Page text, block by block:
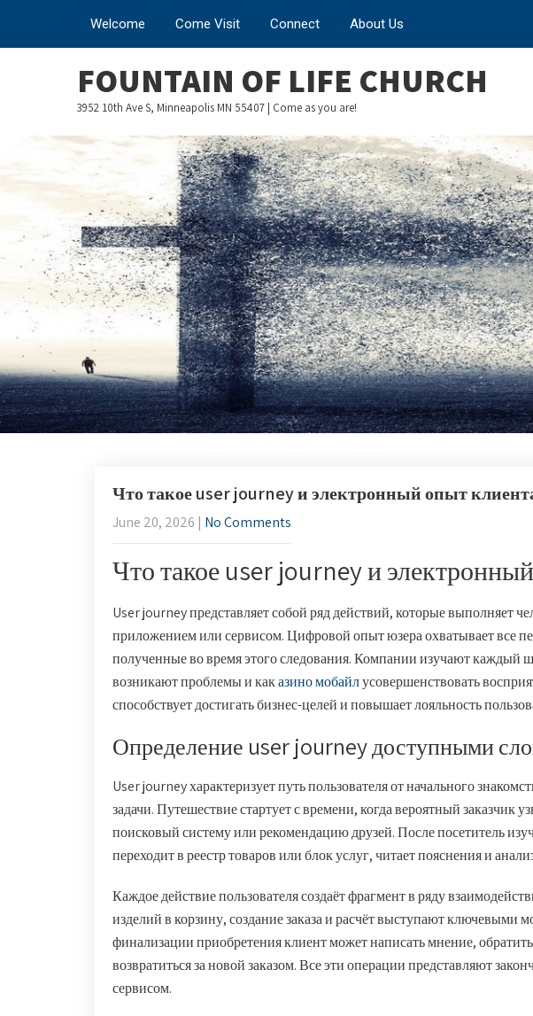
Welcome Come Visit Connect About Us
FOUNTAIN OF LIFE CHURCH
3952 10th Ave S, Minneapolis MN 55407 | Come as you are!
Что такое user journey и электронный опыт
June 20, 2026 | No Comments
Что такое user journey и
User journey представляет собой ряд действий, которые выполняет
приложением или сервисом. Цифровой опыт юзера охватывает все
полученные во время этого следования. Компании изучают каждый
возникают проблемы и каказино мобайлусовершенствовать
способствует достигать бизнес-целей и повышает лояльность
Определение user journey доступными
User journey характеризует путь пользователя от начального
задачи. Путешествие стартует с времени, когда вероятный заказчик
поисковый систему или рекомендацию друзей. После посетитель
переходит в реестр товаров или блок услуг, читает пояснения и
Каждое действие пользователя создаёт фрагмент в ряду
изделий в корзину, создание заказа и расчёт выступают ключевыми
финализации приобретения клиент может написать мнение,
возвратиться за новой заказом. Все эти операции представляют
сервисом.